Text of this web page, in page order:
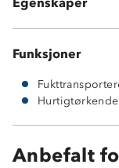
70 %
Funksjoner
Hurtigtørkende
Anbefalt